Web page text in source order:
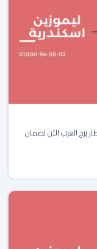
برج العرب الآن لضمان